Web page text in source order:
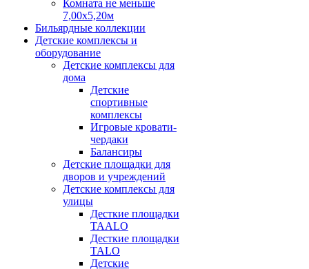
Комната не меньше
7,00х5,20м
Бильярдные коллекции
Детские комплексы и
оборудование
Детские комплексы для
дома
Детские
спортивные
комплексы
Игровые кровати-
чердаки
Балансиры
Детские площадки для
дворов и учреждений
Детские комплексы для
улицы
Десткие площадки
TAALO
Десткие площадки
TALO
Детские